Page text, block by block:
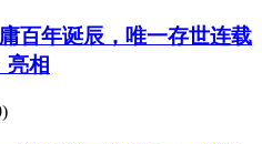
百年诞辰，唯一存世连载
亮相